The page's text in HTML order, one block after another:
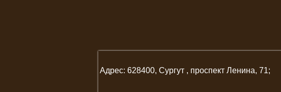
Адрес: 628400, Сургут , проспект Ленина, 71;